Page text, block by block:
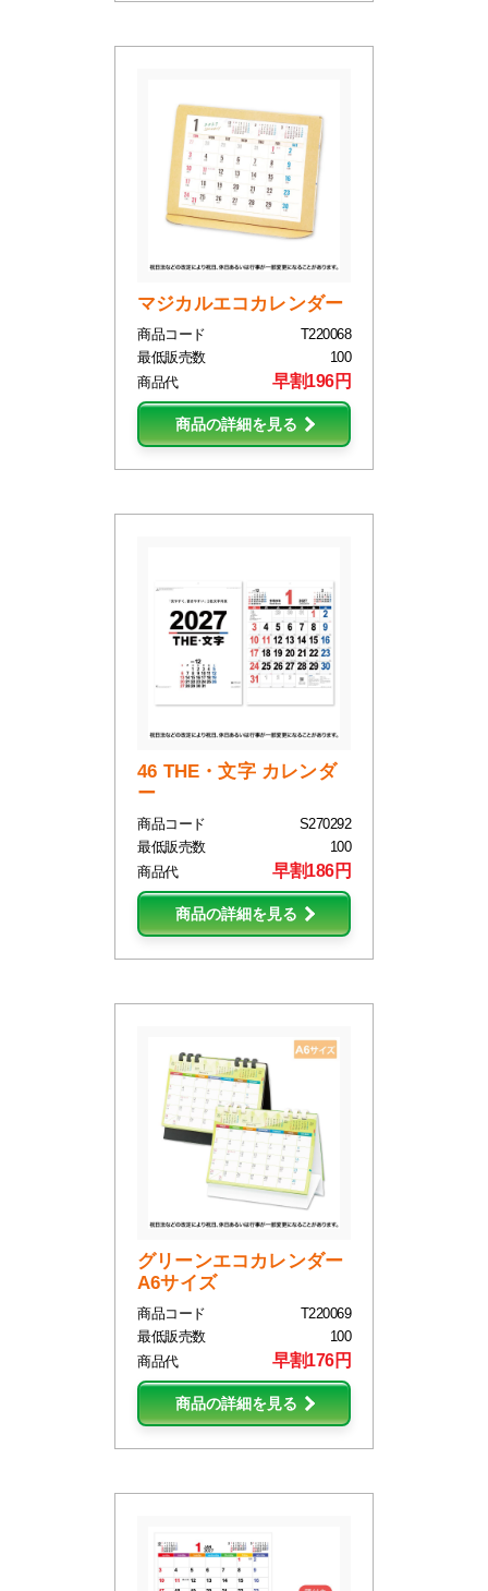
マジカルエコカレンダー
商品コード
T220068
最低販売数
100
商品代
早割196円
商品の詳細を見る
46 THE・文字 カレンダ
ー
商品コード
S270292
最低販売数
100
商品代
早割186円
商品の詳細を見る
グリーンエコカレンダー
A6サイズ
商品コード
T220069
最低販売数
100
商品代
早割176円
商品の詳細を見る